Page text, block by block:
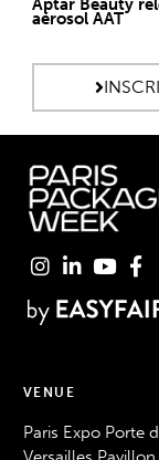
Aptar Beauty
aérosol AAT
VENUE
Paris Expo Porte